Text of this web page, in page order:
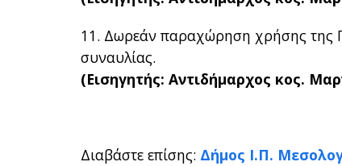
11. Δωρεάν παραχώρηση χρήσης της
συναυλίας.
(Εισηγητής: Αντιδήμαρχος κος.
Διαβάστε επίσης: Δήμος Ι.Π.